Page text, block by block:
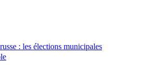
: les élections municipales